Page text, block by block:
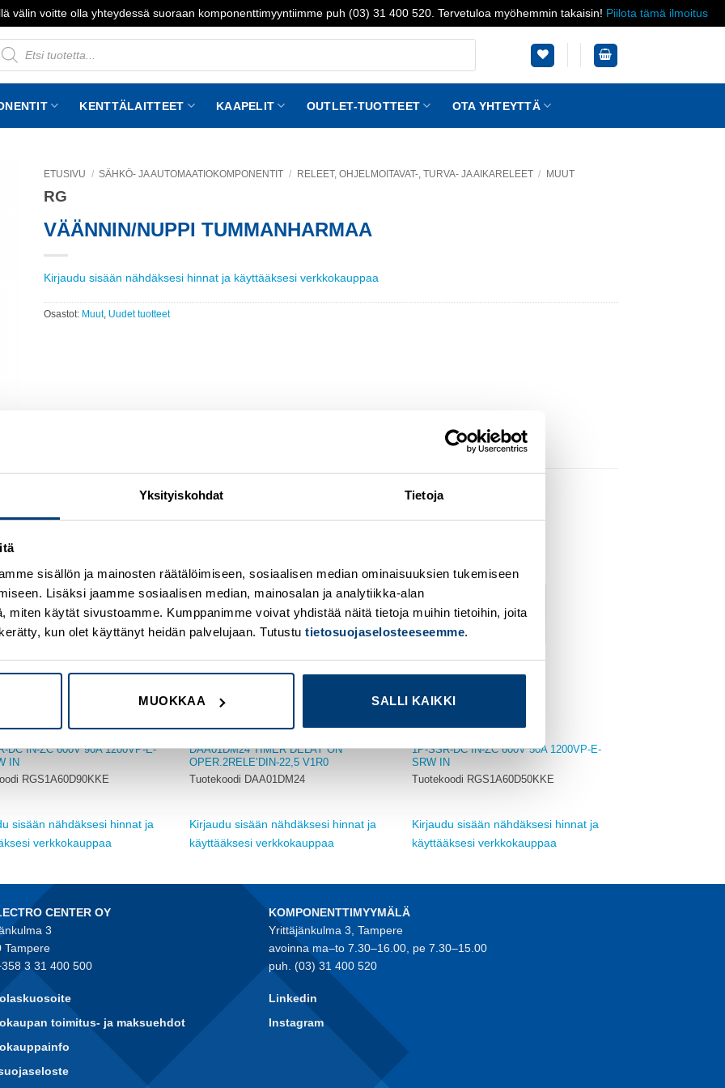
Yksityiskohdat Tietoja
sisällön ja mainosten räätälöimiseen, sosiaalisen median ominaisuuksien tukemiseen
Lisäksi jaamme sosiaalisen median, mainosalan ja analytiikka-alan
miten käytät sivustoamme. Kumppanimme voivat yhdistää näitä tietoja muihin tietoihin, joita
kun olet käyttänyt heidän palvelujaan. Tutustu tietosuojaselosteeseemme.
MUOKKAA SALLI KAIKKI
välin voitte olla yhteydessä suoraan komponenttimyyntiimme puh (03) 31 400 520. Tervetuloa myöhemmin takaisin! Piilota tämä ilmoitus
KENTTÄLAITTEET KAAPELIT OUTLET-TUOTTEET OTA YHTEYTTÄ
ETUSIVU / SÄHKÖ- JA AUTOMAATIOKOMPONENTIT / RELEET, OHJELMOITAVAT-, TURVA- JA AIKARELEET / MUUT
RG
VÄÄNNIN/NUPPI TUMMANHARMAA
Kirjaudu sisään nähdäksesi hinnat ja käyttääksesi verkkokauppaa
Osastot: Muut, Uudet tuotteet
wishlist
DC IN-ZC 600V 90A 1200VP-E-
IN
RGS1A60D90KKE
sisään nähdäksesi hinnat ja
verkkokauppaa
wishlist
DAA01DM24 TIMER DELAY ON
OPER.2RELE’DIN-22,5 V1R0
Tuotekoodi DAA01DM24
Kirjaudu sisään nähdäksesi hinnat ja
käyttääksesi verkkokauppaa
1P-SSR-DC IN-ZC 600V 50A 1200VP-E-
SRW IN
Tuotekoodi RGS1A60D50KKE
Kirjaudu sisään nähdäksesi hinnat ja
käyttääksesi verkkokauppaa
CENTER OY
3
Tampere
3 31 400 500
toimitus- ja maksuehdot
KOMPONENTTIMYYMÄLÄ
Yrittäjänkulma 3, Tampere
avoinna ma–to 7.30–16.00, pe 7.30–15.00
puh. (03) 31 400 520
Linkedin
Instagram